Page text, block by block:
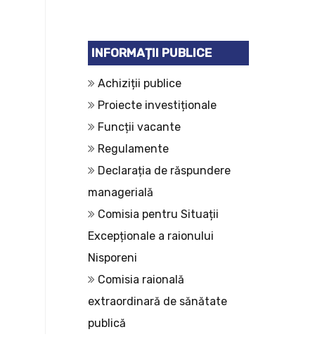
INFORMAȚII PUBLICE
Achiziții publice
Proiecte investiționale
Funcții vacante
Regulamente
Declarația de răspundere
managerială
Comisia pentru Situații
Excepționale a raionului
Nisporeni
Comisia raională
extraordinară de sănătate
publică